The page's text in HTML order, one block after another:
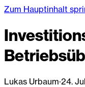
Zum Hauptinhalt
Lukas Urbaum·24.